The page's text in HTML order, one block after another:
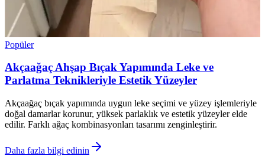
Popüler
Akçaağaç Ahşap Bıçak Yapımında Leke ve
Parlatma Teknikleriyle Estetik Yüzeyler
Akçaağaç bıçak yapımında uygun leke seçimi ve yüzey işlemleriyle
doğal damarlar korunur, yüksek parlaklık ve estetik yüzeyler elde
edilir. Farklı ağaç kombinasyonları tasarımı zenginleştirir.
Daha fazla bilgi edinin